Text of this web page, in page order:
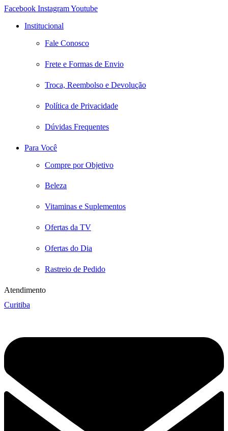
Facebook InstagramYoutube
Institucional
Fale Conosco
Frete e Formas de Envio
Troca, Reembolso e Devolução
Política de Privacidade
Dúvidas Frequentes
Para Você
Compre por Objetivo
Beleza
Vitaminas e Suplementos
Ofertas da TV
Ofertas do Dia
Rastreio de Pedido
Atendimento
Curitiba